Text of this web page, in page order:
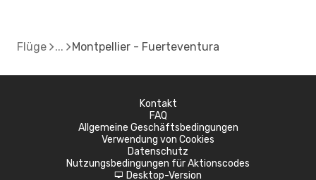
Flüge Montpellier - Fuerteventura
Kontakt
FAQ
Allgemeine Geschäftsbedingungen
Verwendung von Cookies
Datenschutz
Nutzungsbedingungen für Aktionscodes
d Desktop-Version